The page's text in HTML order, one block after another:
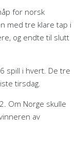
for norsk
med tre klare tap i
og endte til slutt
spill i hvert. De tre
tirsdag.
Om Norge skulle
av